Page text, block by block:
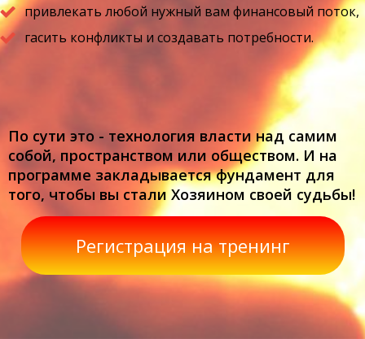
привлекать любой нужный вам финансовый поток,
гасить конфликты и создавать потребности.
По сути это - технология власти над самим
собой, пространством или обществом. И на
программе закладывается фундамент для
того, чтобы вы стали Хозяином своей судьбы!
Регистрация на тренинг